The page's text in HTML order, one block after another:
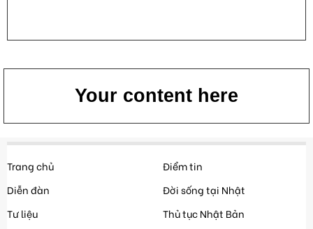
Your content here
Trang chủ
Diễn đàn
Tư liệu
Điểm tin
Đời sống tại Nhật
Thủ tục Nhật Bản